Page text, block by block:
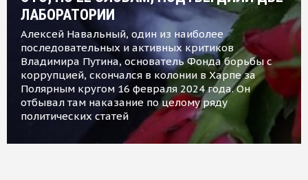
ЛАБОРАТОРИИ
Алексей Навальный, один из наиболее
последовательных и активных критиков
Владимира Путина, основатель Фонда борьбы с
коррупцией, скончался в колонии в Харпе за
Полярным кругом 16 февраля 2024 года. Он
отбывал там наказание по целому ряду
политических статей